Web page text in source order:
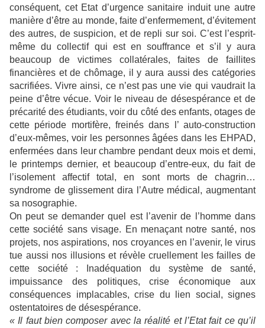
conséquent, cet Etat d’urgence sanitaire induit une autre
manière d’être au monde, faite d’enfermement, d’évitement
des autres, de suspicion, et de repli sur soi. C’est l’esprit-
même du collectif qui est en souffrance et s’il y aura
beaucoup de victimes collatérales, faites de faillites
financières et de chômage, il y aura aussi des catégories
sacrifiées. Vivre ainsi, ce n’est pas une vie qui vaudrait la
peine d’être vécue. Voir le niveau de désespérance et de
précarité des étudiants, voir du côté des enfants, otages de
cette période mortifère, freinés dans l’ auto-construction
d’eux-mêmes, voir les personnes âgées dans les EHPAD,
enfermées dans leur chambre pendant deux mois et demi,
le printemps dernier, et beaucoup d’entre-eux, du fait de
l’isolement affectif total, en sont morts de chagrin…
syndrome de glissement dira l’Autre médical, augmentant
sa nosographie.
On peut se demander quel est l’avenir de l’homme dans
cette société sans visage. En menaçant notre santé, nos
projets, nos aspirations, nos croyances en l’avenir, le virus
tue aussi nos illusions et révèle cruellement les failles de
cette société : Inadéquation du système de santé,
impuissance des politiques, crise économique aux
conséquences implacables, crise du lien social, signes
ostentatoires de désespérance.
« Il faut bien composer avec la réalité et l’Etat fait ce qu’il